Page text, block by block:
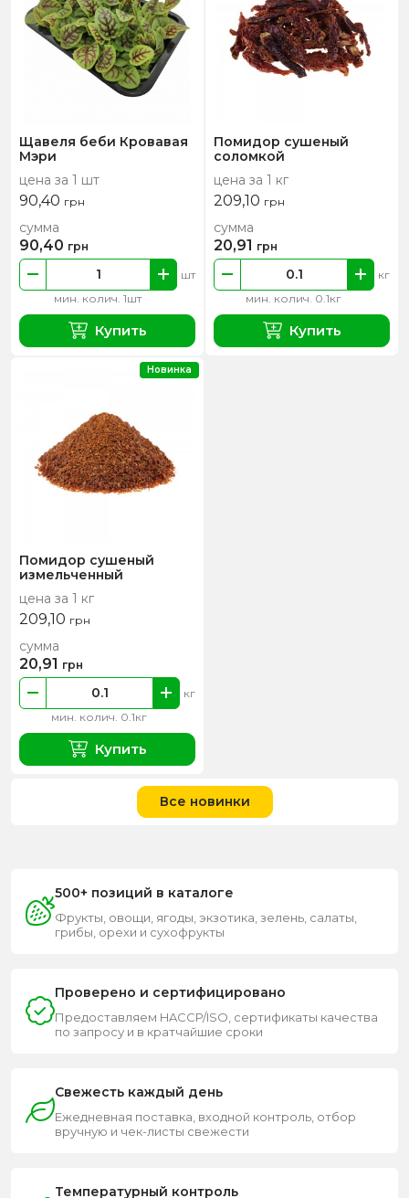
Щавеля беби Кровавая
Мэри
цена за 1 шт
90,40 грн
мин. колич. 1шт
шт
сумма
90,40 грн
Купить
Помидор сушеный
соломкой
цена за 1 кг
209,10 грн
мин. колич. 0.1кг
кг
сумма
20,91 грн
Купить
Помидор сушеный
измельченный
цена за 1 кг
209,10 грн
мин. колич. 0.1кг
кг
сумма
20,91 грн
Купить
Новинка
Все новинки
500+ позиций в каталоге
Фрукты, овощи, ягоды, экзотика, зелень, салаты,
грибы, орехи и сухофрукты
Проверено и сертифицировано
Предоставляем HACCP/ISO, сертификаты качества
по запросу и в кратчайшие сроки
Свежесть каждый день
Ежедневная поставка, входной контроль, отбор
вручную и чек-листы свежести
Температурный контроль